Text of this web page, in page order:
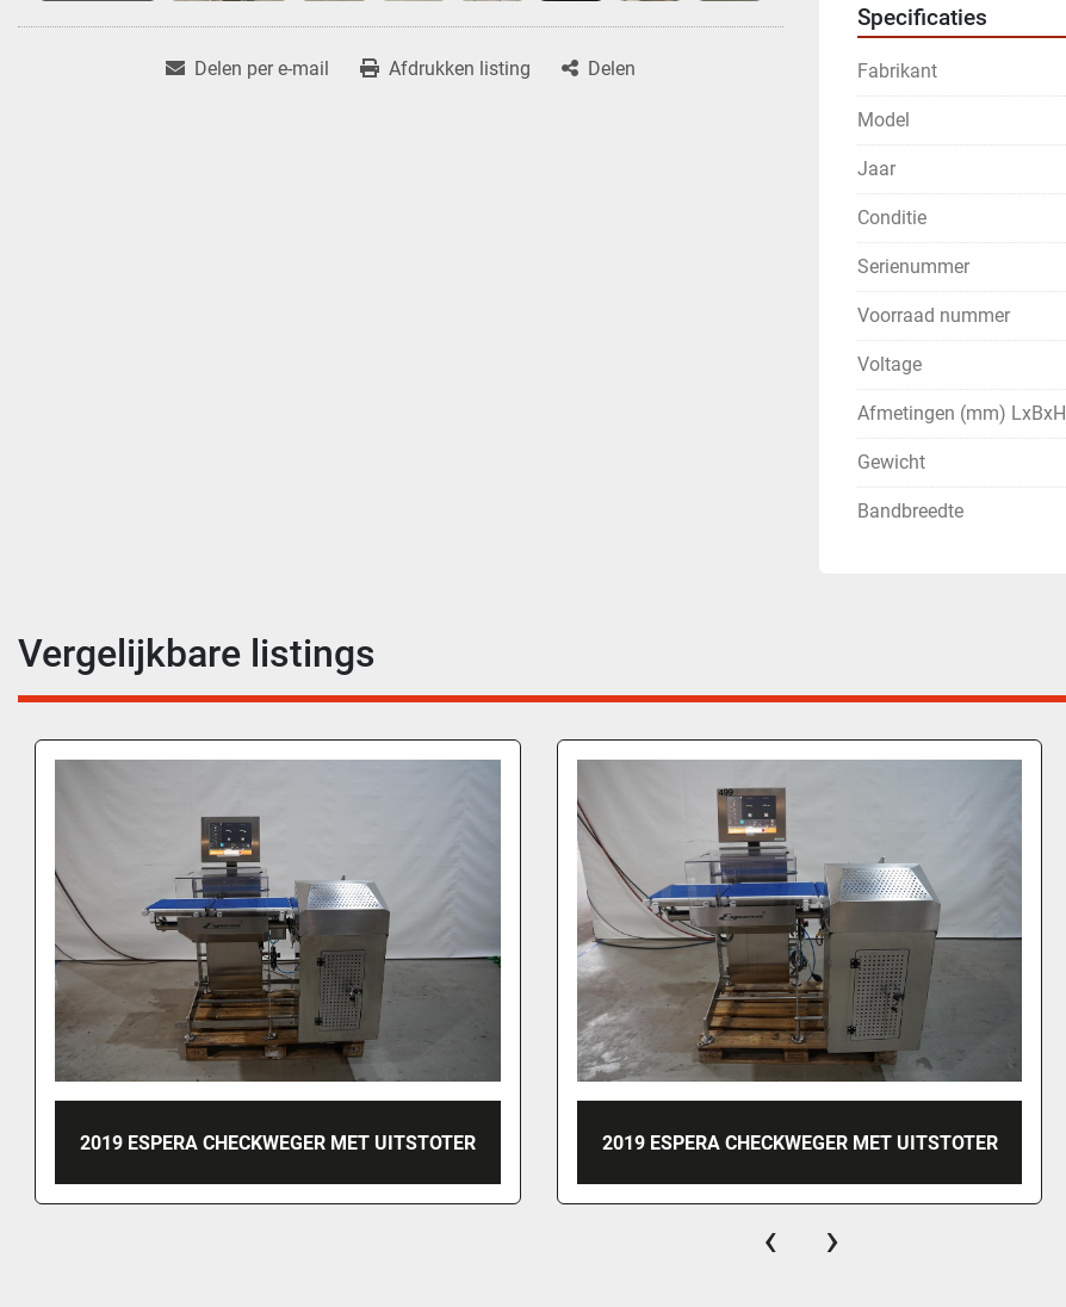
Delen per e-mail Afdrukken listing Delen
Specificaties
Fabrikant
Model
Jaar
Conditie
Serienummer
Voorraad nummer
Voltage
Afmetingen (mm) LxBxH
Gewicht
Bandbreedte
Vergelijkbare listings
2019 ESPERA CHECKWEGER MET UITSTOTER 2019 ESPERA CHECKWEGER MET UITSTOTER
‹ ›